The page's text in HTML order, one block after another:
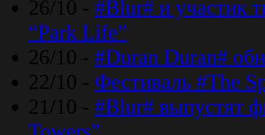
26/10 - #Blur# и участик
“Park Life”
26/10 - #Duran Duran#
22/10 - Фестиваль #The
21/10 - #Blur# выпустят